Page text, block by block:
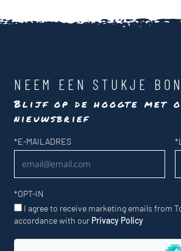
NEEM EEN STUKJE
Blijf op de hoogte met
nieuwsbrief
Nieuwsbrief
*E-MAILADRES *
*OPT-IN
I agree to receive marketing emails from
accordance with our Privacy Policy